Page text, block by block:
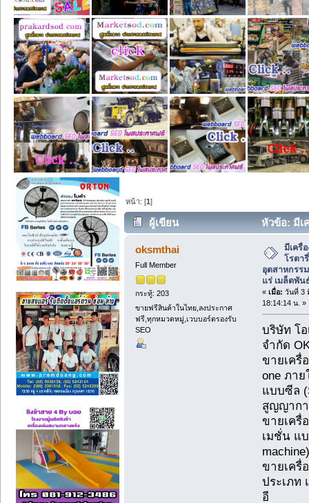
หน้า: [1]
ผู้เขียน
หัวข้อ: มีเ
อุตสาหกรรมอาหารสัตว์ เหมืองแร่ เมล็
oksmthai
Full Member
กระทู้: 203
ขายฟรีสินค้าในไทย,ลงประกาศ
ฟรี,ทุกหมวดหมู่,เวบบอร์ดรองรับ
SEO
มีเครื่
โรตา
อุตสาหกรร
แร่ เมล็ดพัน
« เมื่อ: วันที่ 3
18:14:14 น. »
บริษัท โ
จำกัด
ขายเครื่
one ภาย
แบบซีล
สูญญากา
ขายเครื่
เมชั่น แบ
machine)
ขายเครื่
ประเภท
อี